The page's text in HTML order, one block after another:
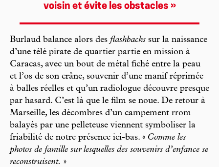
voisin et évite les obstacles »
Burlaud balance alors des flashbacks sur la naissance
d’une télé pirate de quartier partie en mission à
Caracas, avec un bout de métal fiché entre la peau
et l’os de son crâne, souvenir d’une manif réprimée
à balles réelles et qu’un radiologue découvre presque
par hasard. C’est là que le film se noue. De retour à
Marseille, les décombres d’un campement rrom
balayés par une pelleteuse viennent symboliser la
friabilité de notre présence ici-bas. « Comme les
photos de famille sur lesquelles des souvenirs d’enfance se
reconstruisent. »